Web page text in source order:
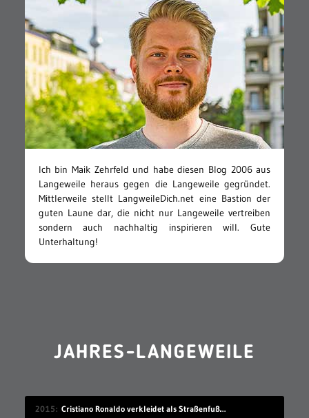
Ich bin Maik Zehrfeld und habe diesen Blog 2006 aus
Langeweile heraus gegen die Langeweile gegründet.
Mittlerweile stellt LangweileDich.net eine Bastion der
guten Laune dar, die nicht nur Langeweile vertreiben
sondern auch nachhaltig inspirieren will. Gute
Unterhaltung!
JAHRES-LANGEWEILE
2015 Cristiano Ronaldo verkleidet als Straßenfußballer